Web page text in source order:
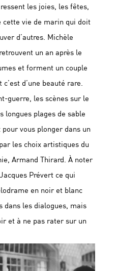
les joies, les fêtes,
cette vie de marin qui doit
d’autres. Michèle
un an après le
et forment un couple
d’une beauté rare.
guerre, les scènes sur le
longues plages de sable
vous plonger dans un
les choix artistiques du
Armand Thirard. À noter
Prévert ce qui
en noir et blanc
dans les dialogues, mais
et à ne pas rater sur un